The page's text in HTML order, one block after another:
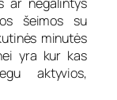
šeimos su
minutės
yra kur kas
aktyvios,